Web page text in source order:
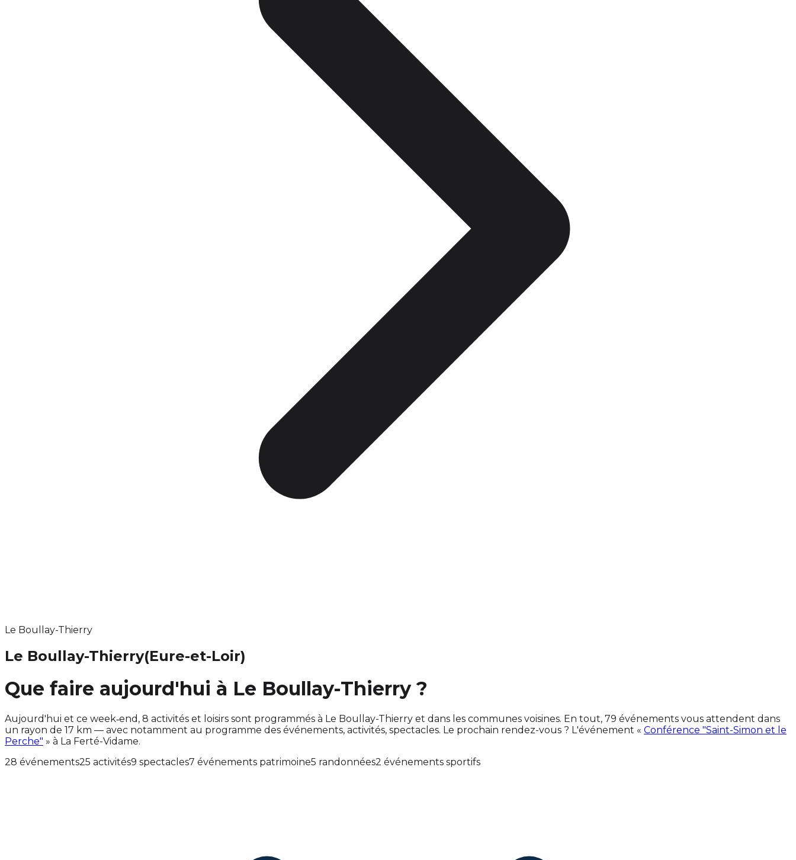
Le Boullay-Thierry
Le Boullay-Thierry(Eure-et-Loir)
Que faire aujourd'hui à Le Boullay-Thierry ?
Aujourd'hui et ce week‑end, 8 activités et loisirs sont programmés à Le Boullay-Thierry et dans les communes voisines. En tout, 79 événements vous attendent dans
un rayon de 17 km — avec notamment au programme des événements, activités, spectacles. Le prochain rendez-vous ? L'événement « Conférence "Saint-Simon et le
Perche" » à La Ferté-Vidame.
28 événements25 activités9 spectacles7 événements patrimoine5 randonnées2 événements sportifs